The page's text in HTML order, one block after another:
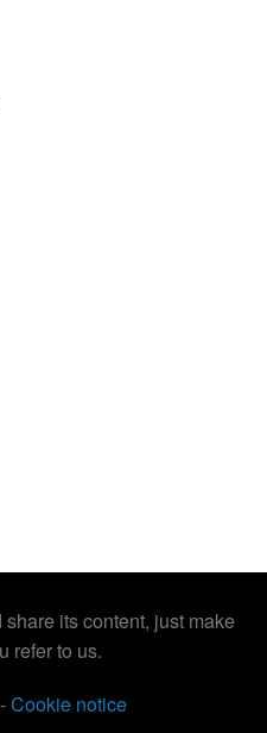
its content, just make
refer to us.
Cookie notice